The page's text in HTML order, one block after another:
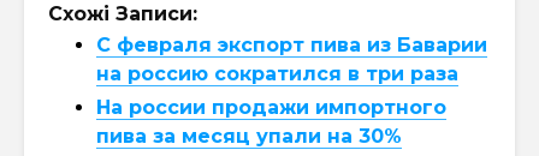
Схожі Записи:
С февраля экспорт пива из Баварии
на россию сократился в три раза
На россии продажи импортного
пива за месяц упали на 30%